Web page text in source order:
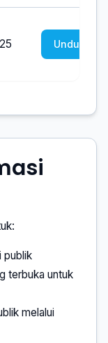
Unduh
publik
terbuka untuk
melalui